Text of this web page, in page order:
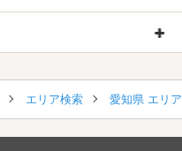
エリア検索 愛知県 エリ